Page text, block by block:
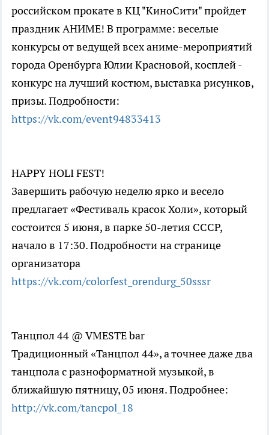
российском прокате в КЦ "КиноСити" пройдет
праздник АНИМЕ! В программе: веселые
конкурсы от ведущей всех аниме-мероприятий
города Оренбурга Юлии Красновой, косплей -
конкурс на лучший костюм, выставка рисунков,
призы. Подробности:
https://vk.com/event94833413
HAPPY HOLI FEST!
Завершить рабочую неделю ярко и весело
предлагает «Фестиваль красок Холи», который
состоится 5 июня, в парке 50-летия СССР,
начало в 17:30. Подробности на странице
организатора
https://vk.com/colorfest_orendurg_50sssr
Танцпол 44 @ VMESTE bar
Традиционный «Танцпол 44», а точнее даже два
танцпола с разноформатной музыкой, в
ближайшую пятницу, 05 июня. Подробнее:
http://vk.com/tancpol_18